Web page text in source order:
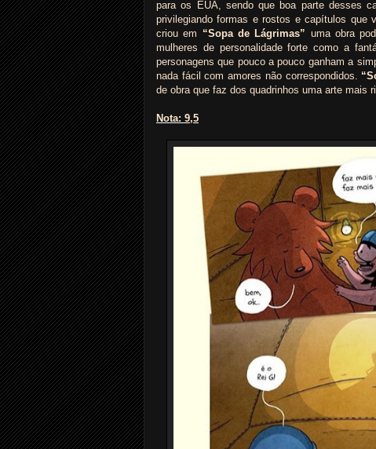
para os EUA, sendo que boa parte desses
privilegiando formas e rostos e capítulos que
criou em “Sopa de Lágrimas” uma obra
mulheres de personalidade forte como a
personagens que pouco a pouco ganham a
nada fácil com amores não correspondidos.
de obra que faz dos quadrinhos uma arte mais
Nota: 9,5